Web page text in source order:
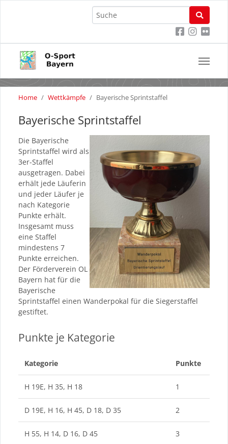
content
are
Home Wettkämpfe Bayerische Sprintstaffel
Bayerische Sprintstaffel
Die Bayerische
Sprintstaffel wird als
3er-Staffel
ausgetragen. Dabei
erhält jede Läuferin
und jeder Läufer je
nach Kategorie
Punkte erhält.
Insgesamt muss
eine Staffel
mindestens 7
Punkte erreichen.
Der Förderverein OL
Bayern hat für die
Bayerische
Sprintstaffel einen Wanderpokal für die Siegerstaffel
gestiftet.
Punkte je Kategorie
Kategorie Punkte
H 19E, H 35, H 18 1
D 19E, H 16, H 45, D 18, D 35 2
H 55, H 14, D 16, D 45 3